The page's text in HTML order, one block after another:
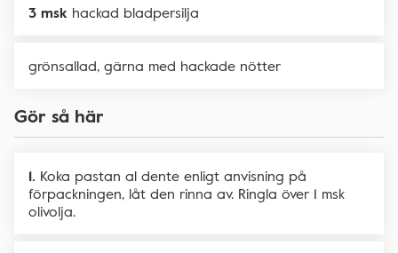
3 msk hackad bladpersilja
grönsallad, gärna med hackade nötter
Gör så här
Koka pastan al dente enligt anvisning på
förpackningen, låt den rinna av. Ringla över 1 msk
olivolja.